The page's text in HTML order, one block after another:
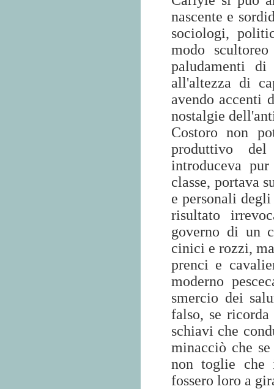
nascente e
sociologi,
modo
paludamenti
all'altezza di
avendo accenti
nostalgie
Costoro non
produttivo
introduceva
classe, portava
e personali
risultato
governo di un
cinici e rozzi,
prenci e
moderno
smercio dei
falso, se
schiavi che
minacciò che
non toglie che
fossero loro a